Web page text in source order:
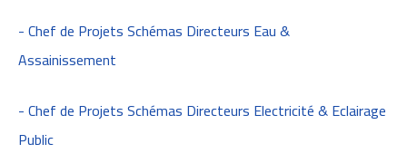
- Chef de Projets Schémas Directeurs Eau &
Assainissement
- Chef de Projets Schémas Directeurs Electricité & Eclairage
Public